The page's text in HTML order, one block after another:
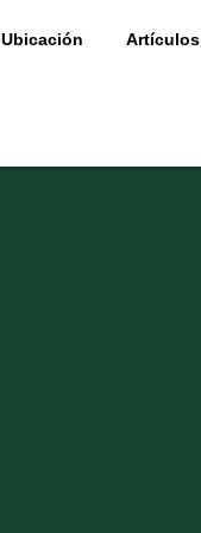
Ubicación Artículos